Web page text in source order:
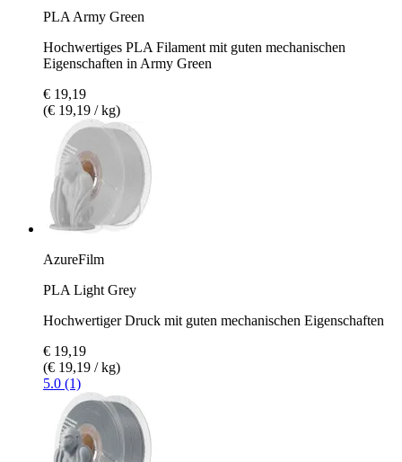
PLA Army Green
Hochwertiges PLA Filament mit guten mechanischen
Eigenschaften in Army Green
€ 19,19
(€ 19,19 / kg)
AzureFilm
PLA Light Grey
Hochwertiger Druck mit guten mechanischen Eigenschaften
€ 19,19
(€ 19,19 / kg)
5.0 (1)